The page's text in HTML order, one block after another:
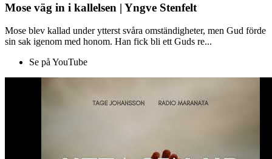
Mose väg in i kallelsen | Yngve Stenfelt
Mose blev kallad under ytterst svåra omständigheter, men Gud förde
sin sak igenom med honom. Han fick bli ett Guds re...
Se på YouTube